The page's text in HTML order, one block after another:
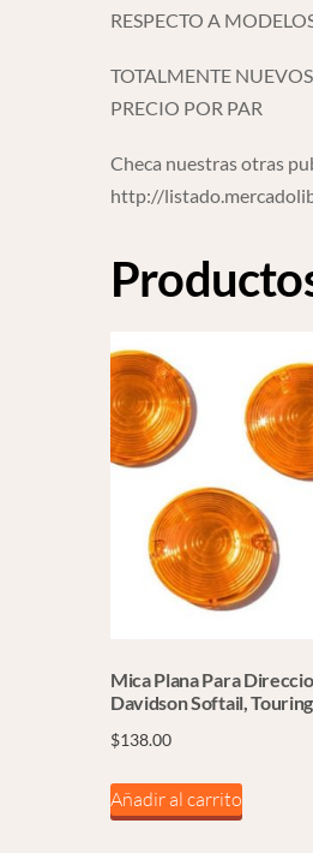
RESPECTO A
TOTALMENTE NUEVOS
PRECIO POR PAR
Checa nuestras otras
http://
Mica Plana Para
Davidson Softail, Touring
$138.00
Añadir al carrito